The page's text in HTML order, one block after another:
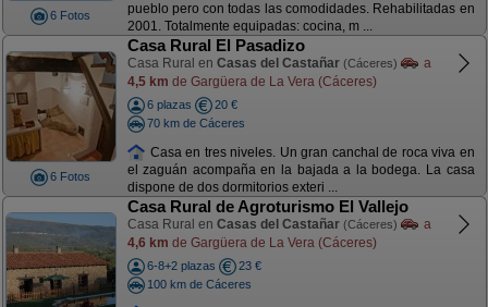
6 Fotos
pueblo pero con todas las comodidades. Rehabilitadas en
2001. Totalmente equipadas: cocina, m ...
6 Fotos
Casa Rural El Pasadizo
Casa Rural en Casas del Castañar (Cáceres)
a
4,5 km de Gargüera de La Vera (Cáceres)
6 plazas
20 €
70 km de Cáceres
Casa en tres niveles. Un gran canchal de roca viva en
el zaguán acompaña en la bajada a la bodega. La casa
dispone de dos dormitorios exteri ...
Casa Rural de Agroturismo El Vallejo
Casa Rural en Casas del Castañar (Cáceres)
a
4,6 km de Gargüera de La Vera (Cáceres)
6-8+2 plazas
23 €
100 km de Cáceres